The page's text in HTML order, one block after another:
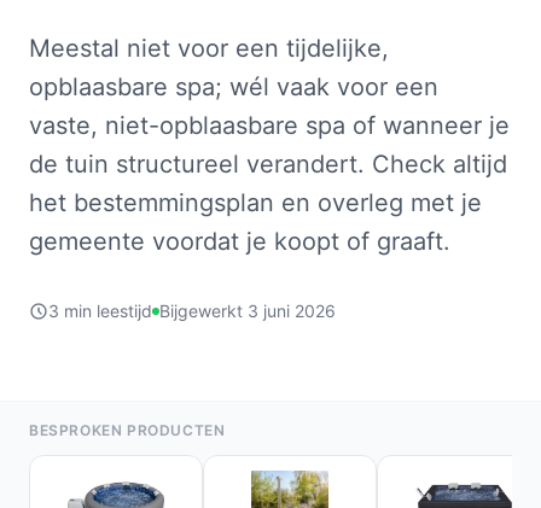
Meestal niet voor een tijdelijke,
opblaasbare spa; wél vaak voor een
vaste, niet-opblaasbare spa of wanneer je
de tuin structureel verandert. Check altijd
het bestemmingsplan en overleg met je
gemeente voordat je koopt of graaft.
3 min leestijd Bijgewerkt 3 juni 2026
BESPROKEN PRODUCTEN